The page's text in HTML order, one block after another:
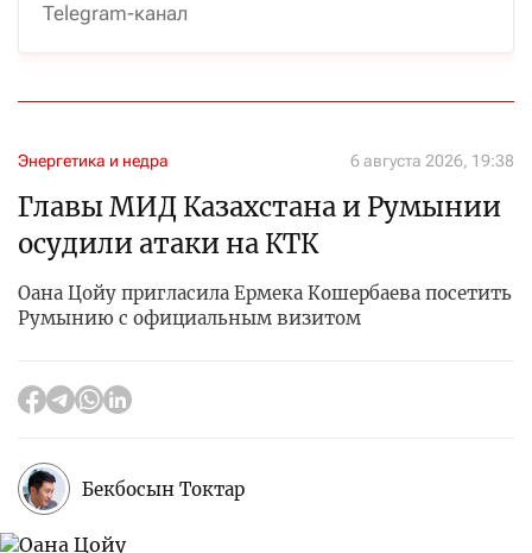
Telegram-канал
Энергетика и недра 6 августа 2026, 19:38
Главы МИД Казахстана и Румынии
осудили атаки на КТК
Оана Цойу пригласила Ермека Кошербаева посетить
Румынию с официальным визитом
Бекбосын Токтар